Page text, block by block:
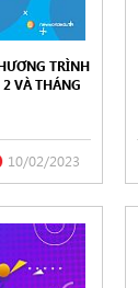
TRÌNH
VÀ THÁNG
10/02/2023